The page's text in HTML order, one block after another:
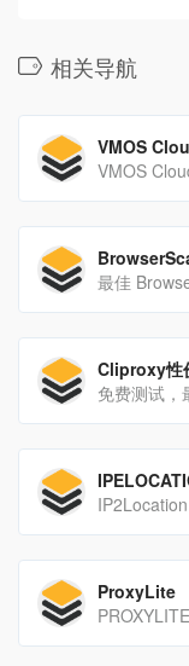
相关导航
VMOS
VMOS
Cliproxy性
ProxyLite